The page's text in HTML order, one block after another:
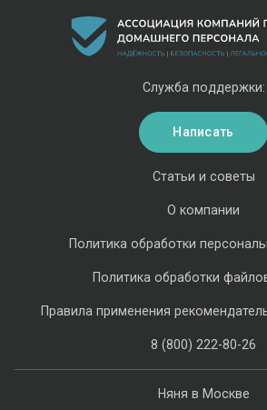
Няня в Москве
Статьи и советы
О компании
Политика обработки
Политика обработки
Правила применения
8 (800) 222-80-26
Служба поддержки:
Написать